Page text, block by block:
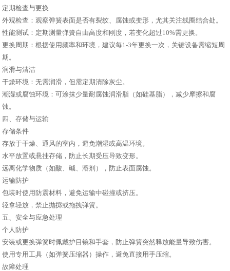
定期检查与更换
外观检查：观察弹簧表面是否有裂纹、腐蚀或变形，尤其关注线圈结合处。
性能测试：定期测量弹簧自由高度和刚度，若变化超过10%需更换。
更换周期：根据使用频率和环境，建议每1-3年更换一次，关键设备需缩短周
期。
润滑与清洁
干燥环境：无需润滑，但需定期清除灰尘。
潮湿或腐蚀环境：可涂抹少量耐腐蚀润滑脂（如硅基脂），减少摩擦和腐
蚀。
四、存储与运输
存储条件
存放于干燥、通风的室内，避免潮湿或高温环境。
水平放置或悬挂存储，防止长期受压导致变形。
远离化学物质（如酸、碱、溶剂），防止表面腐蚀。
运输防护
包装时使用防震材料，避免运输中碰撞或挤压。
轻拿轻放，禁止抛掷或拖拽弹簧。
五、安全与应急处理
个人防护
安装或更换弹簧时佩戴护目镜和手套，防止弹簧突然释放能量导致伤害。
使用专用工具（如弹簧压缩器）操作，避免直接用手压缩。
故障处理